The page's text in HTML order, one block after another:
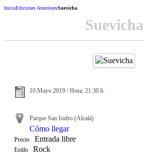
InicioEdiciones AnterioresSuevicha
Suevicha
10 Mayo 2019 / Hora: 21:30 h.
Parque San Isidro (Alcalá)
Cómo llegar
Precio Entrada libre
Estilo Rock